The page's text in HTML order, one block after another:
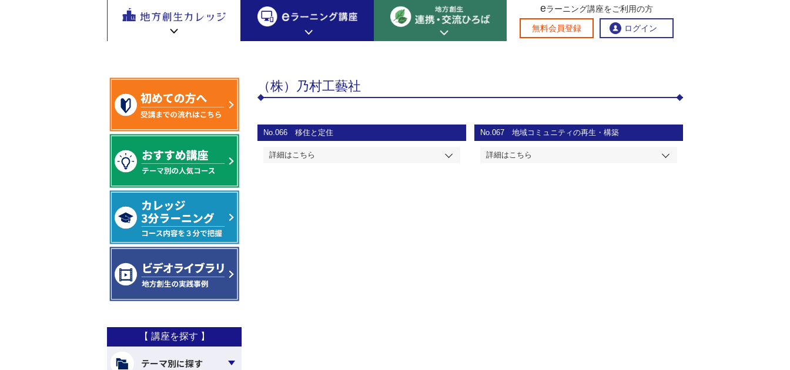
地方創生カレッジ
地方創生カレッジ HOME
新着情報
地方創生カレッジ活用の流れ eラーニング講座 HOME 官民連携講座
ビデオライブラリ お問い合わせ
eラーニング講座
e
初めての方へ
eラーニング受講者の声
連携交流ひろば
連携・交流ひろば HOME
連携・交流ひろばについて
全国で活躍する地方創生専門人材 地方創生の実践事例紹介 地方創生に役立つコンテンツ集
地方創生応援プロジェクト
eラーニング講座をご利用の方
無料会員登録 ログイン
地方創生
を無料eラ
講座が200
>（株）乃村工藝社
【 講座を探す 】
テーマ別に探す
（株）乃村工藝社
No.066 移住と定住
詳細はこちら
No.067地域コミュニティの再生・構築
詳細はこちら